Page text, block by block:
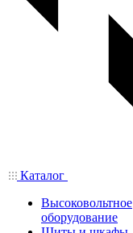
Каталог
Высоковольтное
оборудование